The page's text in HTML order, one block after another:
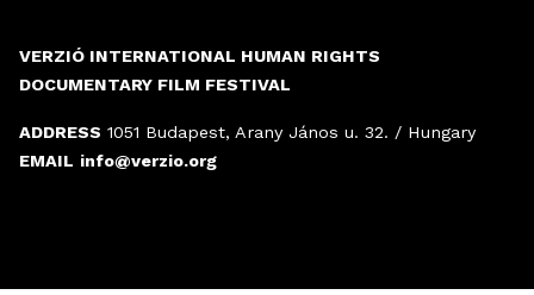
VERZIÓ INTERNATIONAL HUMAN RIGHTS
DOCUMENTARY FILM FESTIVAL
ADDRESS 1051 Budapest, Arany János u. 32. / Hungary
EMAIL info@verzio.org